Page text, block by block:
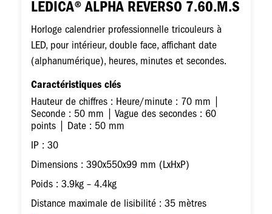
LEDICA® ALPHA REVERSO 7.60.M.S
Horloge calendrier professionnelle tricouleurs à
LED, pour intérieur, double face, affichant date
(alphanumérique), heures, minutes et secondes.
Caractéristiques clés
Hauteur de chiffres : Heure/minute : 70 mm |
Seconde : 50 mm | Vague des secondes : 60
points | Date : 50 mm
IP : 30
Dimensions : 390x550x99 mm (LxHxP)
Poids : 3.9kg – 4.4kg
Distance maximale de lisibilité : 35 mètres